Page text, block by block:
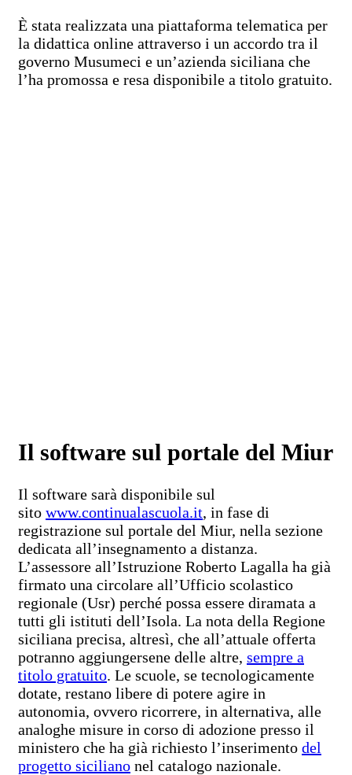
È stata realizzata una piattaforma telematica per
la didattica online attraverso i un accordo tra il
governo Musumeci e un’azienda siciliana che
l’ha promossa e resa disponibile a titolo gratuito.
Il software sul portale del Miur
Il software sarà disponibile sul
sito www.continualascuola.it, in fase di
registrazione sul portale del Miur, nella sezione
dedicata all’insegnamento a distanza.
L’assessore all’Istruzione Roberto Lagalla ha già
firmato una circolare all’Ufficio scolastico
regionale (Usr) perché possa essere diramata a
tutti gli istituti dell’Isola. La nota della Regione
siciliana precisa, altresì, che all’attuale offerta
potranno aggiungersene delle altre, sempre a
titolo gratuito. Le scuole, se tecnologicamente
dotate, restano libere di potere agire in
autonomia, ovvero ricorrere, in alternativa, alle
analoghe misure in corso di adozione presso il
ministero che ha già richiesto l’inserimento del
progetto siciliano nel catalogo nazionale.